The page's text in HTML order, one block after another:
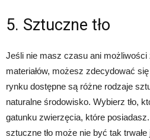
5. Sztuczne tło
Jeśli nie masz czasu ani możliwości
materiałów, możesz zdecydować
rynku dostępne są różne rodzaje
naturalne środowisko. Wybierz tło,
gatunku zwierzęcia, które
sztuczne tło może nie być tak